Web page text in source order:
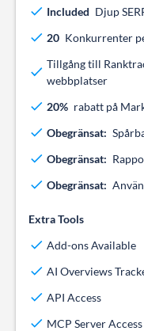
Included Djup
20 Konkurrenter
Tillgång till
webbplatser
20% rabatt på
Obegränsat:
Obegränsat:
Obegränsat:
Extra Tools
Add-ons Available
AI Overviews
API Access
MCP Server Access